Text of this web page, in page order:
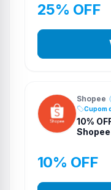
25% OFF
Shopee
Cupom
10%
Shopee
10% OFF